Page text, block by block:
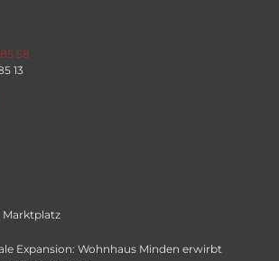
58
13
Marktplatz
Expansion: Wohnhaus Minden erwirbt